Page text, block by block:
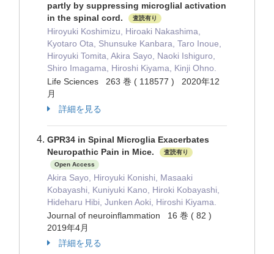
partly by suppressing microglial activation
in the spinal cord.
査読有り
Hiroyuki Koshimizu, Hiroaki Nakashima,
Kyotaro Ota, Shunsuke Kanbara, Taro Inoue,
Hiroyuki Tomita, Akira Sayo, Naoki Ishiguro,
Shiro Imagama, Hiroshi Kiyama, Kinji Ohno.
Life Sciences 263 巻 ( 118577 ) 2020年12
月
詳細を見る
GPR34 in Spinal Microglia Exacerbates
Neuropathic Pain in Mice.
査読有り
Open Access
Akira Sayo, Hiroyuki Konishi, Masaaki
Kobayashi, Kuniyuki Kano, Hiroki Kobayashi,
Hideharu Hibi, Junken Aoki, Hiroshi Kiyama.
Journal of neuroinflammation 16 巻 ( 82 )
2019年4月
詳細を見る